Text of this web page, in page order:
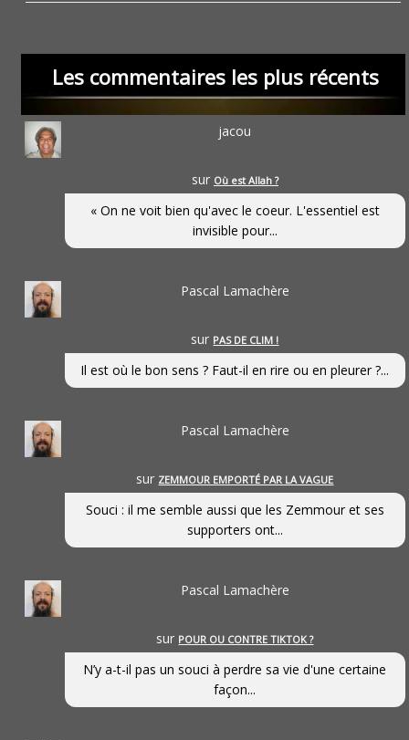
Les commentaires les plus récents
jacou
sur Où est Allah ?
« On ne voit bien qu'avec le coeur. L'essentiel est
invisible pour...
Pascal Lamachère
sur PAS DE CLIM !
Il est où le bon sens ? Faut-il en rire ou en pleurer ?...
Pascal Lamachère
sur ZEMMOUR EMPORTÉ PAR LA VAGUE
Souci : il me semble aussi que les Zemmour et ses
supporters ont...
Pascal Lamachère
sur POUR OU CONTRE TIKTOK ?
N’y a-t-il pas un souci à perdre sa vie d'une certaine
façon...